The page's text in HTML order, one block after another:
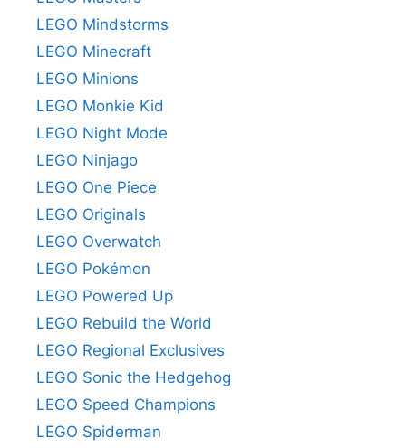
LEGO Mindstorms
LEGO Minecraft
LEGO Minions
LEGO Monkie Kid
LEGO Night Mode
LEGO Ninjago
LEGO One Piece
LEGO Originals
LEGO Overwatch
LEGO Pokémon
LEGO Powered Up
LEGO Rebuild the World
LEGO Regional Exclusives
LEGO Sonic the Hedgehog
LEGO Speed Champions
LEGO Spiderman